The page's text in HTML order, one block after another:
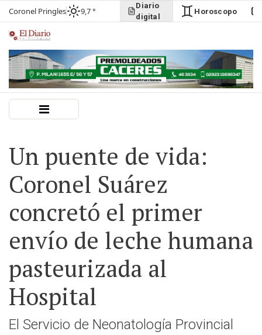
Coronel Pringles 9,7 °
Diario
digital
Horoscopo
Un puente de vida:
Coronel Suárez
concretó el primer
envío de leche humana
pasteurizada al
Hospital
El Servicio de Neonatología Provincial